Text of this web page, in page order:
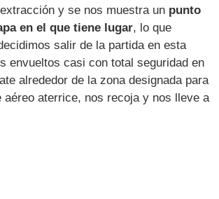
y se nos muestra un punto
en el que tiene lugar, lo que
salir de la partida en esta
envueltos casi con total seguridad en
alrededor de la zona designada para
aéreo aterrice, nos recoja y nos lleve a